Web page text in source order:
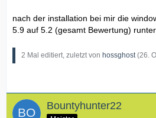
nach der installation bei mir die
5.9 auf 5.2 (gesamt Bewertung)
2 Mal editiert, zuletzt von hossghost(26.
Bountyhunter22